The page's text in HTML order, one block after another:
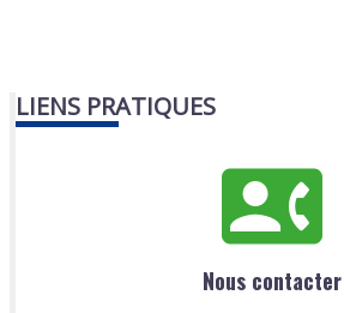
LIENS PRATIQUES
Nous contacter